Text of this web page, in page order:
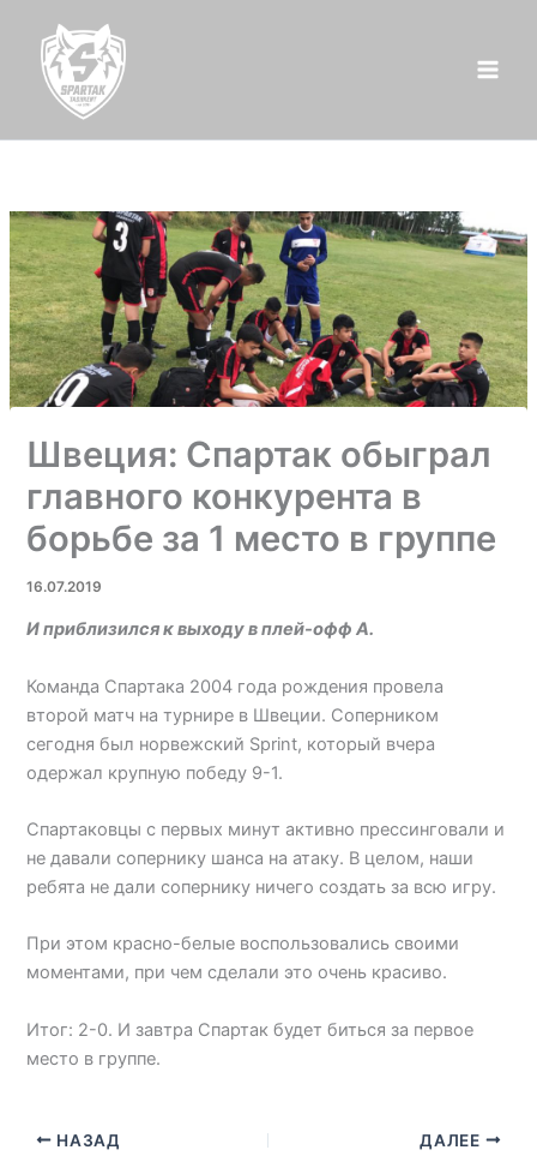
содержимому
Швеция: Спартак обыграл
главного конкурента в
борьбе за 1 место в группе
16.07.2019
И приблизился к выходу в плей-офф А.
Команда Спартака 2004 года рождения провела
второй матч на турнире в Швеции. Соперником
сегодня был норвежский Sprint, который вчера
одержал крупную победу 9-1.
Спартаковцы с первых минут активно прессинговали и
не давали сопернику шанса на атаку. В целом, наши
ребята не дали сопернику ничего создать за всю игру.
При этом красно-белые воспользовались своими
моментами, при чем сделали это очень красиво.
Итог: 2-0. И завтра Спартак будет биться за первое
место в группе.
НАЗАД ДАЛЕЕ